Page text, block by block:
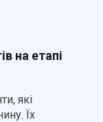
на етапі
які
Їх